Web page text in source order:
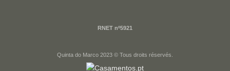
RNET nº5921
Quinta do Marco 2023 © Tous droits réservés.